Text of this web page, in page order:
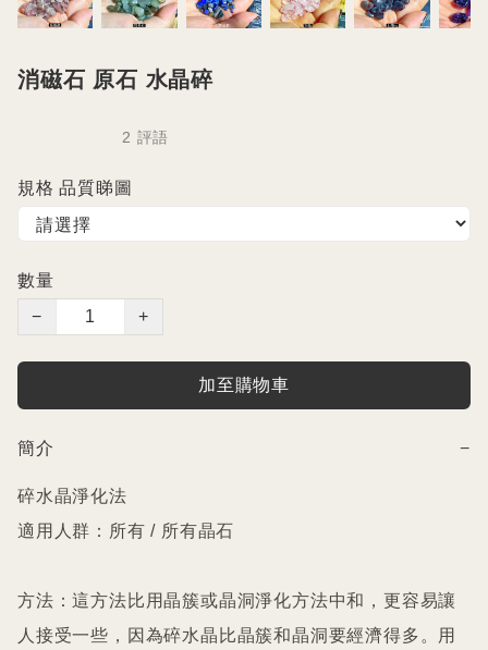
消磁石 原石 水晶碎
2 評語
規格 品質睇圖
數量
−
+
加至購物車
簡介 −
碎水晶淨化法
適用人群：所有 / 所有晶石
方法：這方法比用晶簇或晶洞淨化方法中和，更容易讓
人接受一些，因為碎水晶比晶簇和晶洞要經濟得多。用